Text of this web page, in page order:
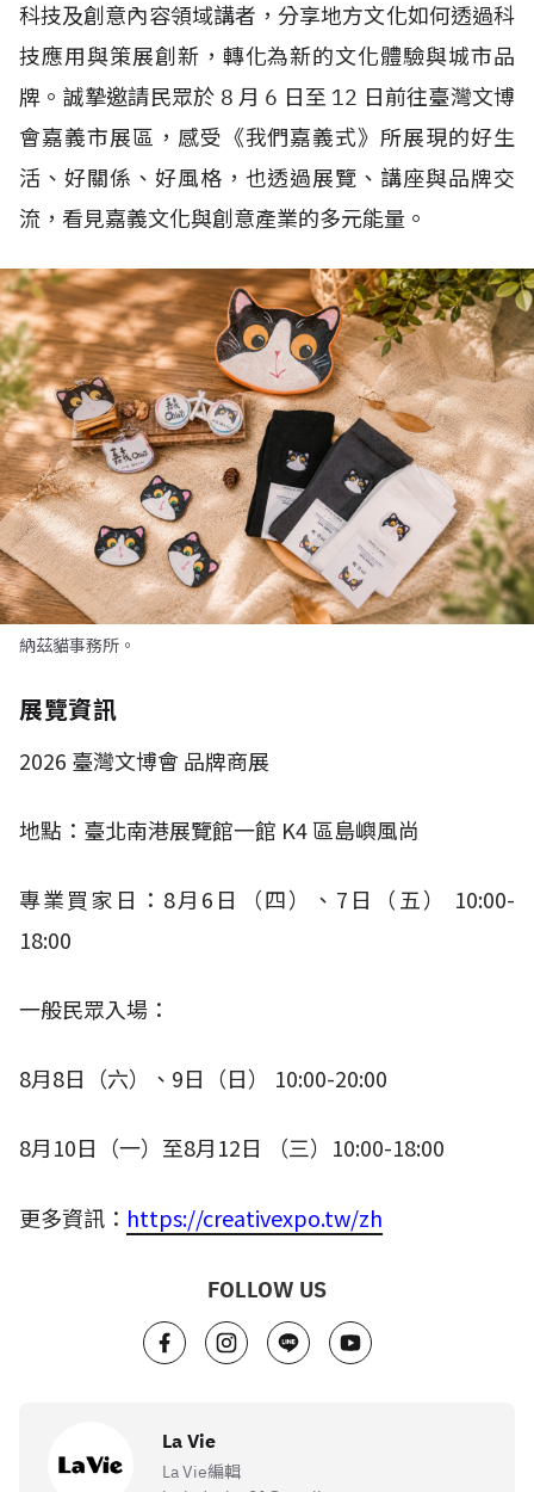
科技及創意內容領域講者，分享地方文化如何透過科
技應用與策展創新，轉化為新的文化體驗與城市品
牌。誠摯邀請民眾於 8 月 6 日至 12 日前往臺灣文博
會嘉義市展區，感受《我們嘉義式》所展現的好生
活、好關係、好風格，也透過展覽、講座與品牌交
流，看見嘉義文化與創意產業的多元能量。
納茲貓事務所。
展覽資訊
2026 臺灣文博會 品牌商展
地點：臺北南港展覽館一館 K4區島嶼風尚
專業買家日： 8月 6 日（四）、 7 日（五）
10:00-
18:00​
一般民眾入場：
8月8日（六）、 9日（日） 10:00-20:00
8月10日（一）至8月12日 （三） 10:00-18:00
更多資訊： https://creativexpo.tw/zh
FOLLOW US
La Vie
La Vie編輯